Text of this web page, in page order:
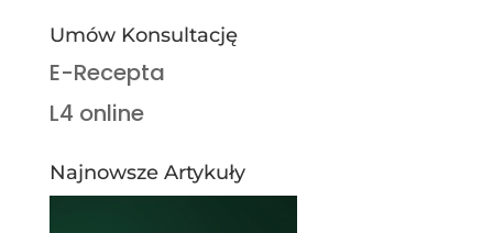
Umów Konsultację
E-Recepta
L4 online
Najnowsze Artykuły